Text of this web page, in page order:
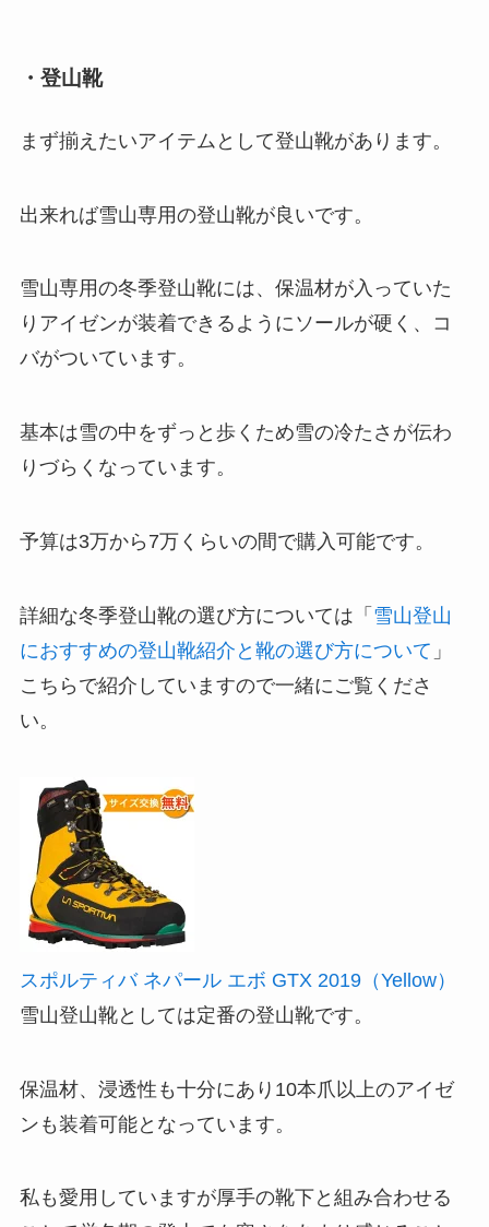
・登山靴
まず揃えたいアイテムとして登山靴があります。
出来れば雪山専用の登山靴が良いです。
雪山専用の冬季登山靴には、保温材が入っていた
りアイゼンが装着できるようにソールが硬く、コ
バがついています。
基本は雪の中をずっと歩くため雪の冷たさが伝わ
りづらくなっています。
予算は3万から7万くらいの間で購入可能です。
詳細な冬季登山靴の選び方については「 雪山登山
におすすめの登山靴紹介と靴の選び方について 」
こちらで紹介していますので一緒にご覧くださ
い。
スポルティバ ネパール エボ GTX 2019（Yellow）
雪山登山靴としては定番の登山靴です。
保温材、浸透性も十分にあり10本爪以上のアイゼ
ンも装着可能となっています。
私も愛用していますが厚手の靴下と組み合わせる